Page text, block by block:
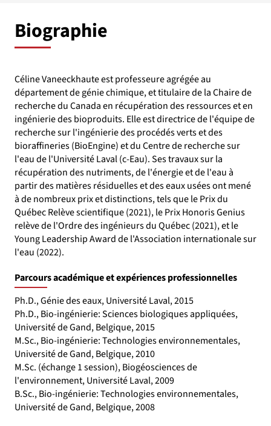
Biographie
Céline Vaneeckhaute est professeure agrégée au
département de génie chimique, et titulaire de la Chaire de
recherche du Canada en récupération des ressources et en
ingénierie des bioproduits. Elle est directrice de l'équipe de
recherche sur l'ingénierie des procédés verts et des
bioraffineries (BioEngine) et du Centre de recherche sur
l'eau de l'Université Laval (c-Eau). Ses travaux sur la
récupération des nutriments, de l'énergie et de l'eau à
partir des matières résiduelles et des eaux usées ont mené
à de nombreux prix et distinctions, tels que le Prix du
Québec Relève scientifique (2021), le Prix Honoris Genius
relève de l'Ordre des ingénieurs du Québec (2021), et le
Young Leadership Award de l'Association internationale sur
l'eau (2022).
Parcours académique et expériences professionnelles
Ph.D., Génie des eaux, Université Laval, 2015
Ph.D., Bio-ingénierie: Sciences biologiques appliquées,
Université de Gand, Belgique, 2015
M.Sc., Bio-ingénierie: Technologies environnementales,
Université de Gand, Belgique, 2010
M.Sc. (échange 1 session), Biogéosciences de
l'environnement, Université Laval, 2009
B.Sc., Bio-ingénierie: Technologies environnementales,
Université de Gand, Belgique, 2008